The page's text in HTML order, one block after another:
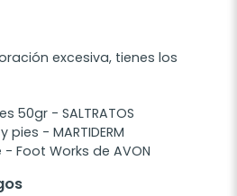
excesiva, tienes los
50gr - SALTRATOS
- MARTIDERM
Foot Works de AVON